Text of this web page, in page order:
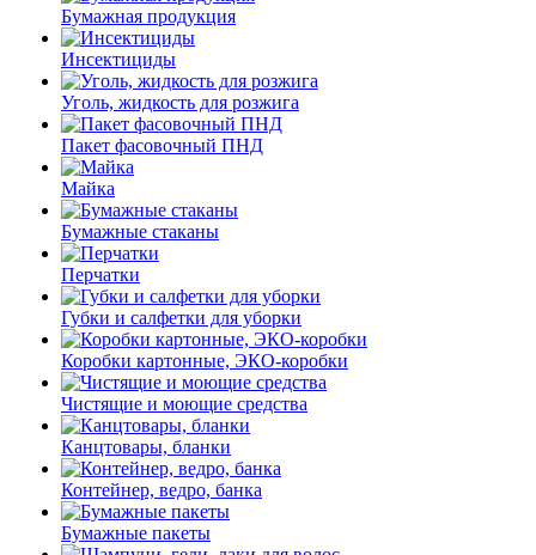
Бумажная продукция
Инсектициды
Уголь, жидкость для розжига
Пакет фасовочный ПНД
Майка
Бумажные стаканы
Перчатки
Губки и салфетки для уборки
Коробки картонные, ЭКО-коробки
Чистящие и моющие средства
Канцтовары, бланки
Контейнер, ведро, банка
Бумажные пакеты